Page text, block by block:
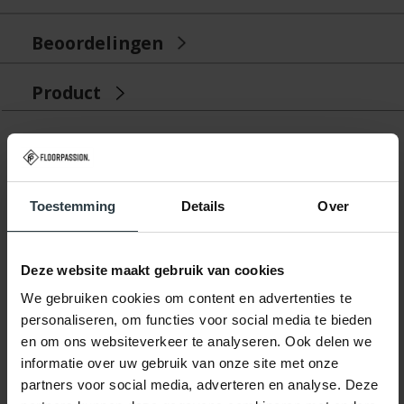
Toestemming Details Over
Deze website maakt gebruik van cookies
We gebruiken cookies om content en advertenties te
personaliseren, om functies voor social media te bieden
en om ons websiteverkeer te analyseren. Ook delen we
informatie over uw gebruik van onze site met onze
partners voor social media, adverteren en analyse. Deze
Beoordelingen
Product
Gerelateerde producten
Reef 24 - Rond
hoogpolig vloerkleed